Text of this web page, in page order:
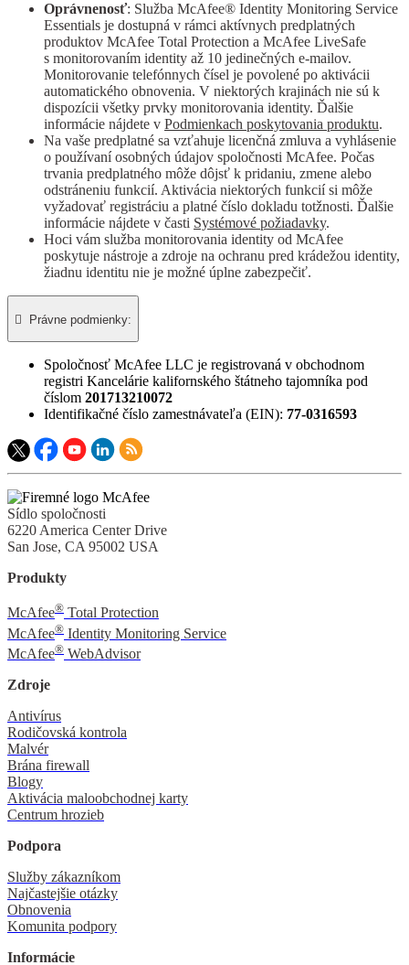
Oprávnenosť: Služba McAfee® Identity Monitoring Service
Essentials je dostupná v rámci aktívnych predplatných
produktov McAfee Total Protection a McAfee LiveSafe
s monitorovaním identity až 10 jedinečných e-mailov.
Monitorovanie telefónnych čísel je povolené po aktivácii
automatického obnovenia. V niektorých krajinách nie sú k
dispozícii všetky prvky monitorovania identity. Ďalšie
informácie nájdete v Podmienkach poskytovania produktu.
Na vaše predplatné sa vzťahuje licenčná zmluva a vyhlásenie
o používaní osobných údajov spoločnosti McAfee. Počas
trvania predplatného môže dôjsť k pridaniu, zmene alebo
odstráneniu funkcií. Aktivácia niektorých funkcií si môže
vyžadovať registráciu a platné číslo dokladu totžnosti. Ďalšie
informácie nájdete v časti Systémové požiadavky.
Hoci vám služba monitorovania identity od McAfee
poskytuje nástroje a zdroje na ochranu pred krádežou identity,
žiadnu identitu nie je možné úplne zabezpečiť.
 Právne podmienky:​
Spoločnosť McAfee LLC je registrovaná v obchodnom
registri Kancelárie kalifornského štátneho tajomníka pod
číslom 201713210072
Identifikačné číslo zamestnávateľa (EIN): 77-0316593
Sídlo spoločnosti
6220 America Center Drive
San Jose, CA 95002 USA
Produkty
McAfee® Total Protection
McAfee® Identity Monitoring Service
McAfee® WebAdvisor
Zdroje
Antivírus
Rodičovská kontrola
Malvér
Brána firewall
Blogy
Aktivácia maloobchodnej karty
Centrum hrozieb
Podpora
Služby zákazníkom
Najčastejšie otázky
Obnovenia
Komunita podpory
Informácie